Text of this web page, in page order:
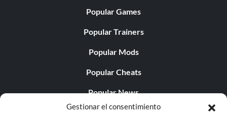
Gestionar el consentimiento
Popular Games
Popular Trainers
Popular Mods
Popular Cheats
Popular News
Popular Editorials